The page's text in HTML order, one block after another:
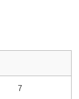
7